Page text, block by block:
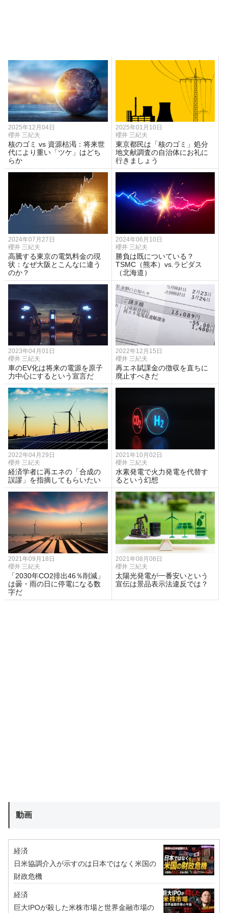
2025年12月04日
櫻井 三紀夫
核のゴミ vs 資源枯渇：将来世
代により重い「ツケ」はどち
らか
2025年01月10日
櫻井 三紀夫
東京都民は「核のゴミ」処分
地文献調査の自治体にお礼に
行きましょう
2024年07月27日
櫻井 三紀夫
高騰する東京の電気料金の現
状：なぜ大阪とこんなに違う
のか？
2024年06月10日
櫻井 三紀夫
勝負は既についている？
TSMC（熊本）vs.ラピダス
（北海道）
2023年04月01日
櫻井 三紀夫
車のEV化は将来の電源を原子
力中心にするという宣言だ
2022年12月15日
櫻井 三紀夫
再エネ賦課金の徴収を直ちに
廃止すべきだ
2022年04月29日
櫻井 三紀夫
経済学者に再エネの「合成の
誤謬」を指摘してもらいたい
2021年10月02日
櫻井 三紀夫
水素発電で火力発電を代替す
るという幻想
2021年09月18日
櫻井 三紀夫
「2030年CO2排出46％削減」
は曇・雨の日に停電になる数
字だ
2021年08月08日
櫻井 三紀夫
太陽光発電が一番安いという
宣伝は景品表示法違反では？
動画
経済
日米協調介入が示すのは日本ではなく米国の
財政危機
経済
巨大IPOが殺した米株市場と世界金融市場の